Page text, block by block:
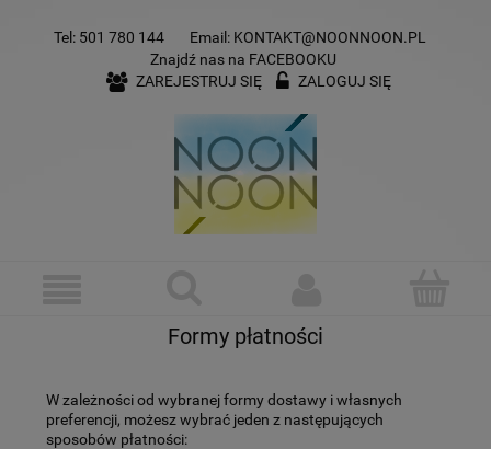
Tel: 501 780 144 Email: KONTAKT@NOONNOON.PL
Znajdź nas na FACEBOOKU
ZAREJESTRUJ SIĘ
ZALOGUJ SIĘ
Formy płatności
W zależności od wybranej formy dostawy i własnych
preferencji, możesz wybrać jeden z następujących
sposobów płatności: